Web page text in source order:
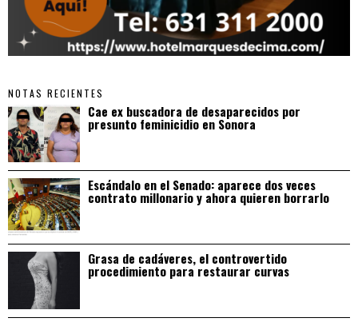
NOTAS RECIENTES
Cae ex buscadora de desaparecidos por
presunto feminicidio en Sonora
Escándalo en el Senado: aparece dos veces
contrato millonario y ahora quieren borrarlo
Grasa de cadáveres, el controvertido
procedimiento para restaurar curvas